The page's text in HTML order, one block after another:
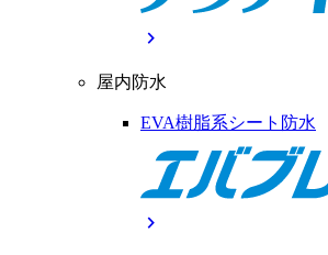
chevron_right
屋内防水
EVA樹脂系シート防水
chevron_right